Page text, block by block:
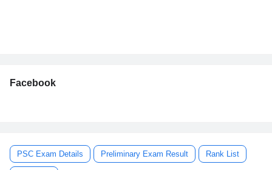
Facebook
PSC Exam Details Preliminary Exam Result Rank List